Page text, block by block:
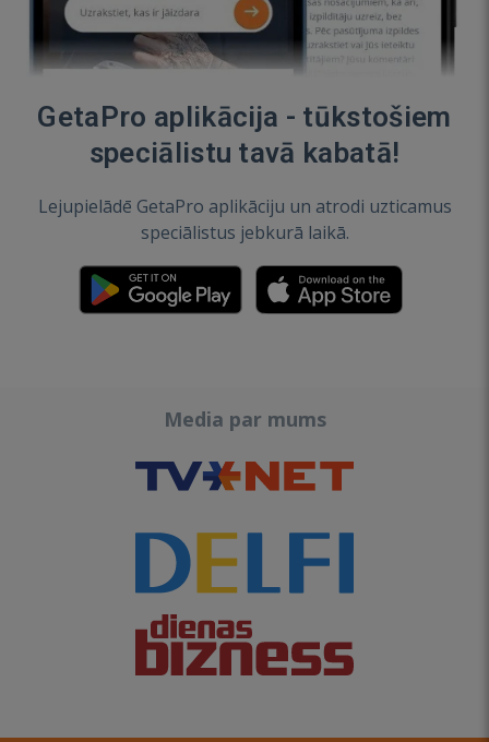
GetaPro aplikācija - tūkstošiem
speciālistu tavā kabatā!
Lejupielādē GetaPro aplikāciju un atrodi uzticamus
speciālistus jebkurā laikā.
Media par mums